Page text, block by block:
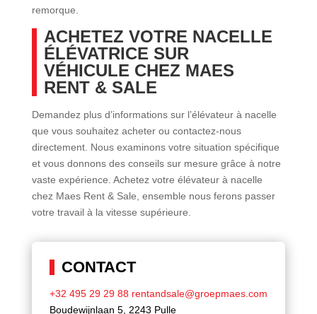
remorque.
ACHETEZ VOTRE NACELLE
ÉLÉVATRICE SUR
VÉHICULE CHEZ MAES
RENT & SALE
Demandez plus d’informations sur l’élévateur à nacelle
que vous souhaitez acheter ou contactez-nous
directement. Nous examinons votre situation spécifique
et vous donnons des conseils sur mesure grâce à notre
vaste expérience. Achetez votre élévateur à nacelle
chez Maes Rent & Sale, ensemble nous ferons passer
votre travail à la vitesse supérieure.
CONTACT
+32 495 29 29 88 rentandsale@groepmaes.com
Boudewijnlaan 5, 2243 Pulle